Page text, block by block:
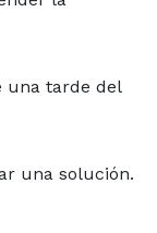
una tarde del
una solución.